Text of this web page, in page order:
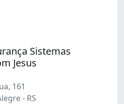
Sistemas
Jesus
161
- RS